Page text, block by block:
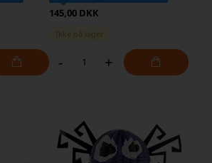
145,00 DKK
Ikke på lager
- +